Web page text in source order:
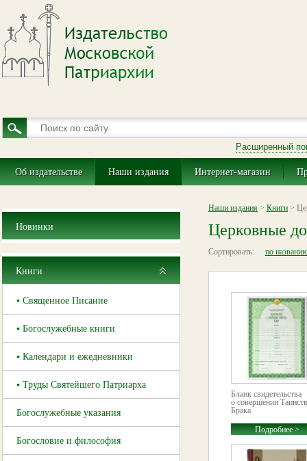
Расширенный
Об издательстве Наши издания Интернет-магазин
Новинки
Книги
▪ Священное Писание
▪ Богослужебные книги
▪ Календари и ежедневники
▪ Труды Святейшего Патриарха
Богослужебные указания
Богословие и философия
Наши издания > Книги >
Церковные
Сортировать: по
Бланк свидетельства
о совершении
Брака
Подробнее >